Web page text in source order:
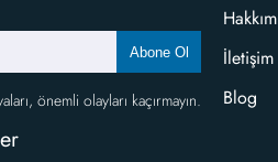
Abone Ol
önemli olayları kaçırmayın.
İletişim
Blog